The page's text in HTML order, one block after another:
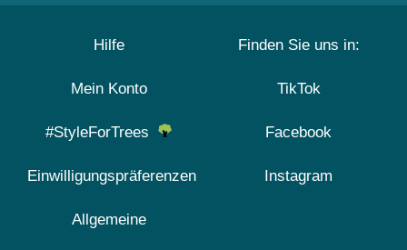
Hilfe
Mein Konto
#StyleForTrees
Einwilligungspräferenzen
Allgemeine
Finden Sie uns in:
TikTok
Facebook
Instagram